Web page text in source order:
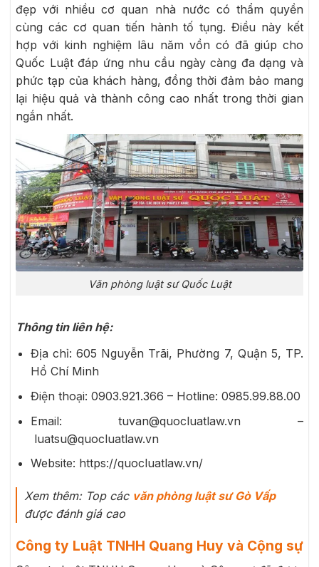
đẹp với nhiều cơ quan nhà nước có thẩm quyền
cùng các cơ quan tiến hành tố tụng. Điều này kết
hợp với kinh nghiệm lâu năm vồn có đã giúp cho
Quốc Luật đáp ứng nhu cầu ngày càng đa dạng và
phức tạp của khách hàng, đồng thời đảm bảo mang
lại hiệu quả và thành công cao nhất trong thời gian
ngắn nhất.
Văn phòng luật sư Quốc Luật
Thông tin liên hệ:
Địa chỉ: 605 Nguyễn Trãi, Phường 7, Quận 5, TP.
Hồ Chí Minh
Điện thoại: 0903.921.366 – Hotline: 0985.99.88.00
Email: tuvan@quocluatlaw.vn –
luatsu@quocluatlaw.vn
Website: https://quocluatlaw.vn/
Xem thêm: Top các văn phòng luật sư Gò Vấp
được đánh giá cao
Công ty Luật TNHH Quang Huy và Cộng sự